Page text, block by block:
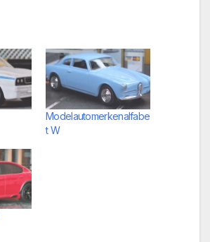
Modelautomerkenalfabe
t W